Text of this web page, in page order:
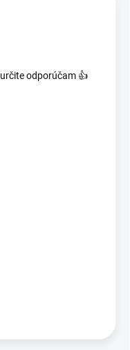
odporúčam 👍